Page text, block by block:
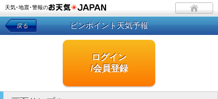
天気･地震･警報の
戻る ピンポイント天気予報
ログイン
/会員登録